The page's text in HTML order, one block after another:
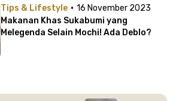
Tips & Lifestyle · 16 November 2023
Makanan Khas Sukabumi yang
Melegenda Selain Mochi! Ada Deblo?